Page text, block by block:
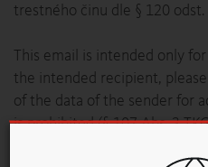
trestného činu dle § 120 odst.
This email is intended only
the intended recipient,
of the data of the sender for
is prohibited (§ 107 Abs. 3